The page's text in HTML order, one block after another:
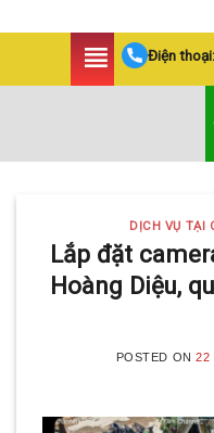
Điện thoại:
DỊCH VỤ TẠI
Lắp đặt
Hoàng Diệu,
POSTED ON22